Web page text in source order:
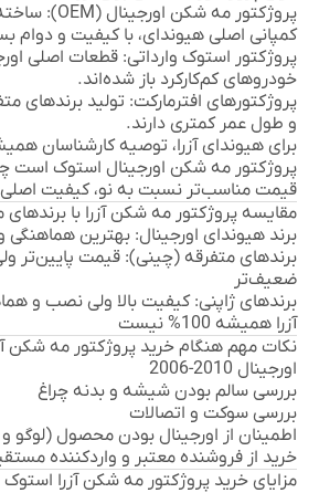
پروژکتور مه شکن اورجینال (OEM):
کمپانی اصلی هیوندای، با کیفیت و دوام
پروژکتور استوک وارداتی: قطعات اصلی
خودروهای کم‌کارکرد باز شده‌اند.
پروژکتورهای افترمارکت: تولید برندهای
و طول عمر کمتری دارند.
برای هیوندای آزرا، توصیه کارشناسان
پروژکتور مه شکن اورجینال استوک است
قیمت مناسب‌تر نسبت به نو، کیفیت اصلی
مقایسه پروژکتور مه شکن آزرا با برندهای
برند هیوندای اورجینال: بهترین هماهنگی
برندهای متفرقه (چینی): قیمت پایین‌تر
ضعیف‌تر
برندهای ژاپنی: کیفیت بالا ولی نصب و
آزرا همیشه 100% نیست
نکات مهم هنگام خرید پروژکتور مه شکن
اورجینال 2010-2006
بررسی سالم بودن شیشه و بدنه چراغ
بررسی سوکت و اتصالات
اطمینان از اورجینال بودن محصول (لوگو
خرید از فروشنده معتبر و واردکننده
مزایای خرید پروژکتور مه شکن آزرا استوک